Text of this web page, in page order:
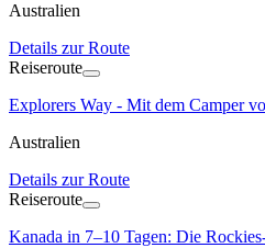
Australien
Details zur Route
Reiseroute
Explorers Way - Mit dem Camper
Australien
Details zur Route
Reiseroute
Kanada in 7–10 Tagen: Die